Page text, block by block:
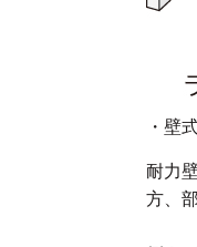
・壁
耐力
方、